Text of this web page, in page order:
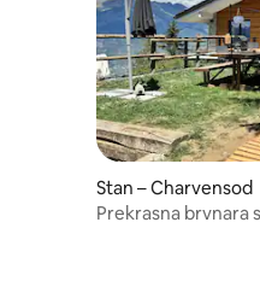
Stan – Charvensod
Prekrasna brvnara